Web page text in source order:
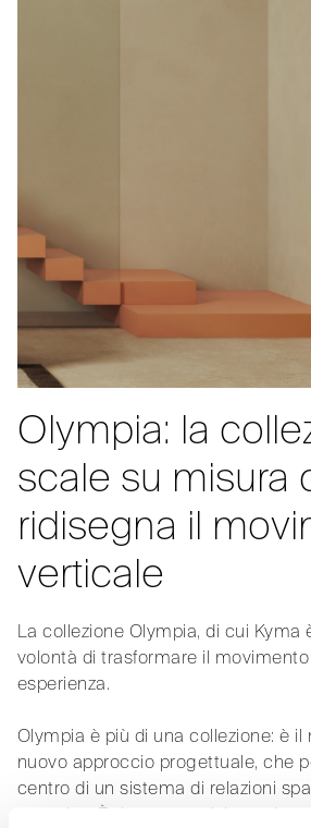
Olympia: la
scale su misura
ridisegna il
verticale
La collezione Olympia, di cui Kyma
volontà di trasformare il
esperienza.
Olympia è più di una collezione: è il
nuovo approccio progettuale, che
centro di un sistema di relazioni
narrative. È da questa visione che